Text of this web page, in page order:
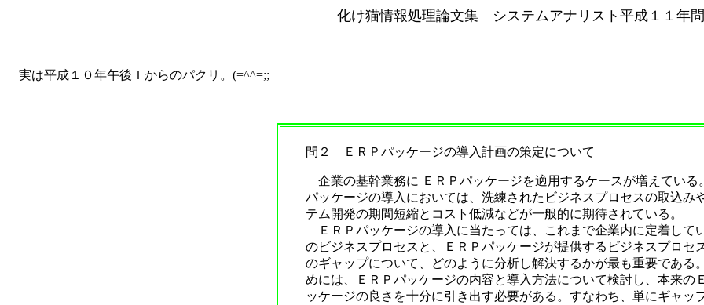
化け猫情報処理論文集 システムアナリスト平成１１年
実は平成１０年午後Ｉからのパクリ。(=^^=;;
問２ ＥＲＰパッケージの導入計画の策定について
企業の基幹業務に ＥＲＰパッケージを適用するケースが増えている
パッケージの導入においては、洗練されたビジネスプロセスの取込み
テム開発の期間短縮とコスト低減などが一般的に期待されている。
ＥＲＰパッケージの導入に当たっては、これまで企業内に定着して
のビジネスプロセスと、ＥＲＰパッケージが提供するビジネスプロセ
のギャップについて、どのように分析し解決するかが最も重要である
めには、ＥＲＰパッケージの内容と導入方法について検討し、本来の
ッケージの良さを十分に引き出す必要がある。すなわち、単にギャッ